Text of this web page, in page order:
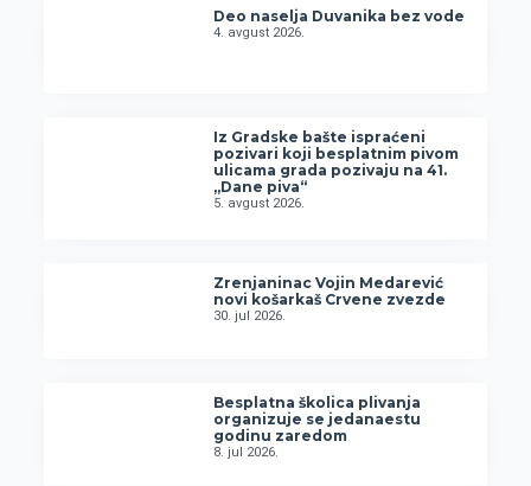
Deo naselja Duvanika bez vode
4. avgust 2026.
Iz Gradske bašte ispraćeni
pozivari koji besplatnim pivom
ulicama grada pozivaju na 41.
„Dane piva“
5. avgust 2026.
Zrenjaninac Vojin Medarević
novi košarkaš Crvene zvezde
30. jul 2026.
Besplatna školica plivanja
organizuje se jedanaestu
godinu zaredom
8. jul 2026.